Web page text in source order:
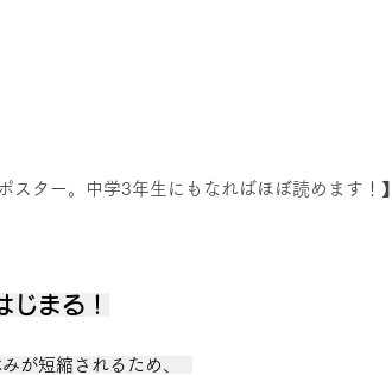
スター。中学3年生にもなればほぼ読めます！】
じまる！
が短縮されるため、